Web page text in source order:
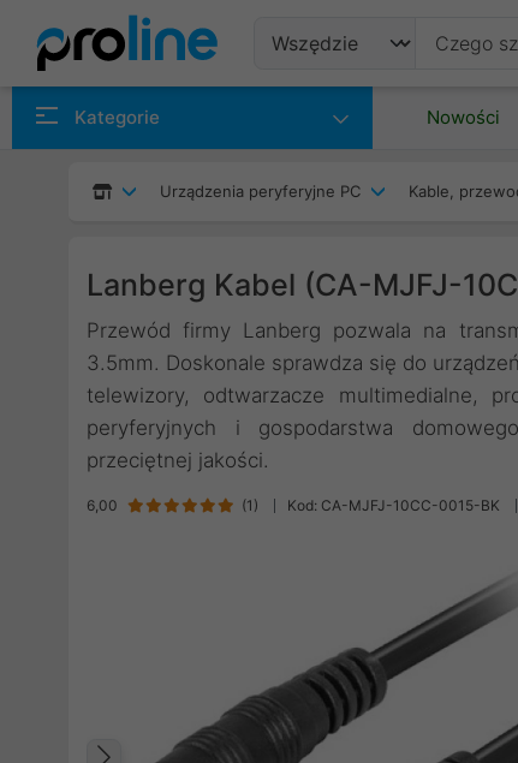
Kategorie Nowości
Urządzenia peryferyjne PC Kable,
Lanberg Kabel (CA-MJFJ-
Przewód firmy Lanberg pozwala na
3.5mm. Doskonale sprawdza się do
telewizory, odtwarzacze multimedialne,
peryferyjnych i gospodarstwa
przeciętnej jakości.
6,00 (1 ) Kod: CA-MJFJ-10CC-0015-BK